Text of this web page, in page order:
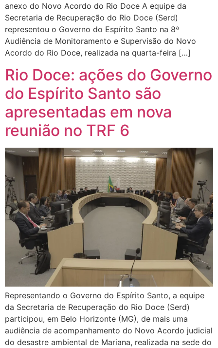
anexo do Novo Acordo do Rio Doce A equipe da
Secretaria de Recuperação do Rio Doce (Serd)
representou o Governo do Espírito Santo na 8ª
Audiência de Monitoramento e Supervisão do Novo
Acordo do Rio Doce, realizada na quarta-feira […]
Rio Doce: ações do Governo
do Espírito Santo são
apresentadas em nova
reunião no TRF 6
Representando o Governo do Espírito Santo, a equipe
da Secretaria de Recuperação do Rio Doce (Serd)
participou, em Belo Horizonte (MG), de mais uma
audiência de acompanhamento do Novo Acordo judicial
do desastre ambiental de Mariana, realizada na sede do